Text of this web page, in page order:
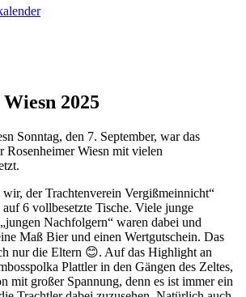
2025
Sonntag, den 7. September, war das
Rosenheimer Wiesn mit vielen
der Trachtenverein Vergißmeinnicht“
6 vollbesetzte Tische. Viele junge
Nachfolgern“ waren dabei und
Maß Bier und einen Wertgutschein. Das
nur die Eltern 😊. Auf das Highlight an
Plattler in den Gängen des Zeltes,
mit großer Spannung, denn es ist immer ein